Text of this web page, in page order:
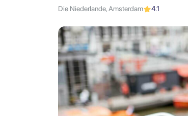
Die Niederlande, Amsterdam 4.1